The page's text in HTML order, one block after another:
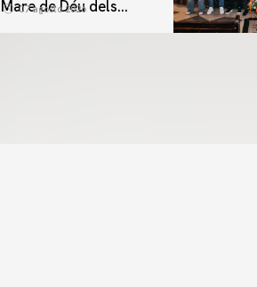
Mare de Déu dels
07 agosto 2026